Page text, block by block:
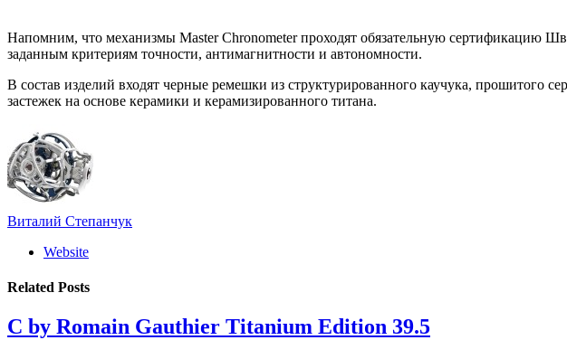
Напомним, что механизмы Master Chronometer проходят обязательную сертификацию
заданным критериям точности, антимагнитности и автономности.
В состав изделий входят черные ремешки из структурированного каучука, прошитого
застежек на основе керамики и керамизированного титана.
Виталий Степанчук
Website
Related Posts
C by Romain Gauthier Titanium Edition 39.5